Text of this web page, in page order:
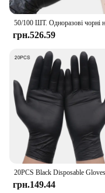
грн.526.59
грн.149.44